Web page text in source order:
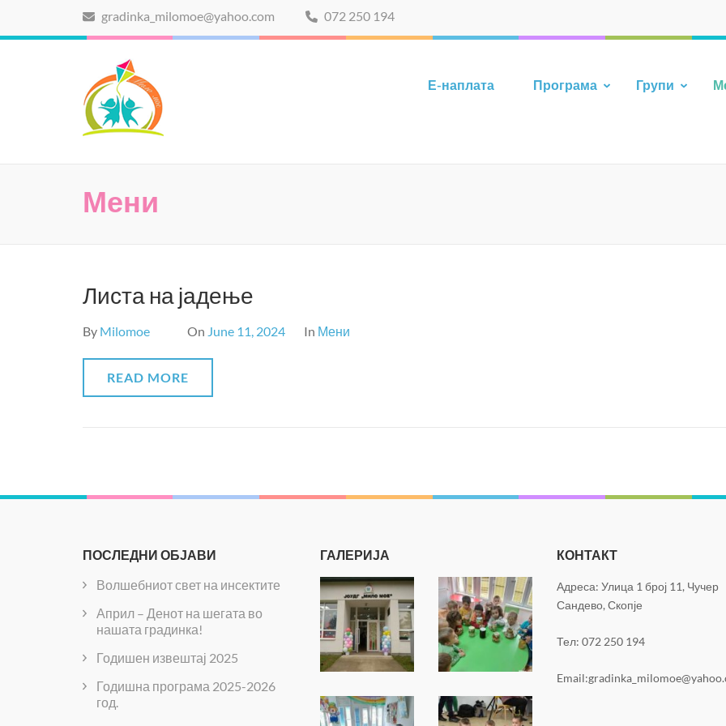
gradinka_milomoe@yahoo.com 072 250 194
Е-наплата Програма Групи
Мени
Листа на јадење
By Milomoe On June 11, 2024 In Мени
READ MORE
ПОСЛЕДНИ ОБЈАВИ
Волшебниот свет на инсектите
Април – Денот на шегата во
нашата градинка!
Годишен извештај 2025
Годишна програма 2025-2026
год.
ГАЛЕРИЈА КОНТАКТ
Адреса: Улица 1 број 11, Чучер
Сандево, Скопје
Тел: 072 250 194